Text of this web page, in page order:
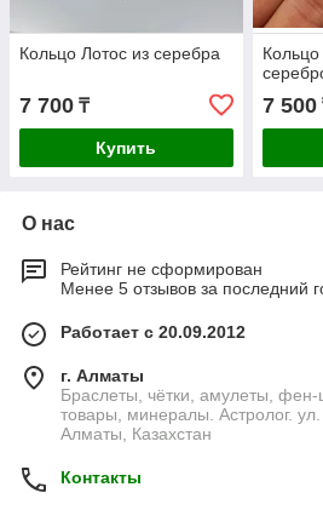
Кольцо Лотос из серебра
7 700 ₸
Купить
Кольцо
7 500
О нас
Рейтинг не сформирован
Менее 5 отзывов за последний
Работает с 20.09.2012
г. Алматы
Браслеты, чётки, амулеты, фен-
товары, минералы. Астролог.
Алматы, Казахстан
Контакты